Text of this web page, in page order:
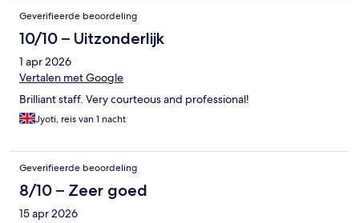
Geverifieerde beoordeling
10/10 – Uitzonderlijk
1 apr 2026
Vertalen met Google
Brilliant staff. Very courteous and professional!
Jyoti, reis van 1 nacht
Geverifieerde beoordeling
8/10 – Zeer goed
15 apr 2026